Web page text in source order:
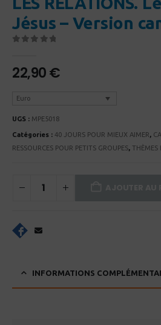
Jésus – Version
22,90€
Euro
UGS : MPE5018
Catégories : 40 JOURS POUR MIEUX AIMER,
RESSOURCES POUR PETITS GROUPES, THÈMES
INFORMATIONS